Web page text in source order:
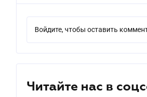
Войдите, чтобы оставить
Читайте нас в